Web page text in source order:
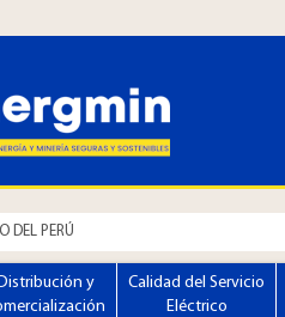
DEL PERÚ
y
Calidad del Servicio
Eléctrico